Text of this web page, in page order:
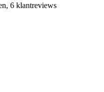
6 klantreviews